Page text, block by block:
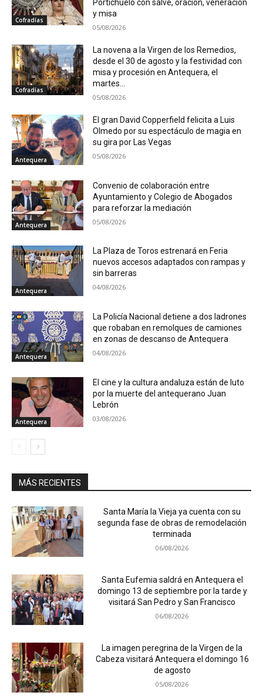
Cofradías
Portichuelo con salve, oración, veneración
y misa
05/08/2026
Cofradías
La novena a la Virgen de los Remedios,
desde el 30 de agosto y la festividad con
misa y procesión en Antequera, el
martes...
05/08/2026
Antequera
El gran David Copperfield felicita a Luis
Olmedo por su espectáculo de magia en
su gira por Las Vegas
05/08/2026
Antequera
Convenio de colaboración entre
Ayuntamiento y Colegio de Abogados
para reforzar la mediación
05/08/2026
Antequera
La Plaza de Toros estrenará en Feria
nuevos accesos adaptados con rampas y
sin barreras
04/08/2026
Antequera
La Policía Nacional detiene a dos ladrones
que robaban en remolques de camiones
en zonas de descanso de Antequera
04/08/2026
Antequera
El cine y la cultura andaluza están de luto
por la muerte del antequerano Juan
Lebrón
03/08/2026
MÁS RECIENTES
Santa María la Vieja ya cuenta con su
segunda fase de obras de remodelación
terminada
06/08/2026
Santa Eufemia saldrá en Antequera el
domingo 13 de septiembre por la tarde y
visitará San Pedro y San Francisco
06/08/2026
La imagen peregrina de la Virgen de la
Cabeza visitará Antequera el domingo 16
de agosto
05/08/2026